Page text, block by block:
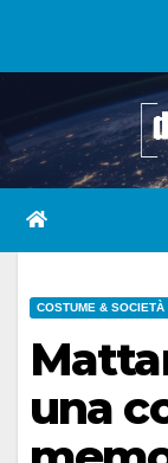
COSTUME & SOCIETÀ
una